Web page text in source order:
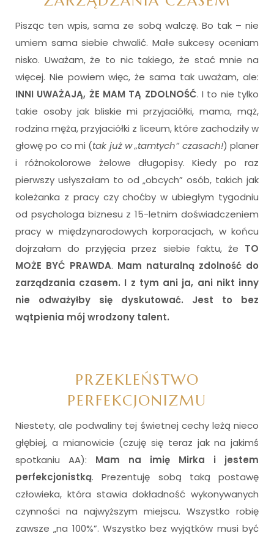
Pisząc ten wpis, sama ze sobą walczę. Bo tak – nie
umiem sama siebie chwalić. Małe sukcesy oceniam
nisko. Uważam, że to nic takiego, że stać mnie na
więcej. Nie powiem więc, że sama tak uważam, ale:
INNI UWAŻAJĄ, ŻE MAM TĄ ZDOLNOŚĆ. I to nie tylko
takie osoby jak bliskie mi przyjaciółki, mama, mąż,
rodzina męża, przyjaciółki z liceum, które zachodziły w
głowę po co mi (tak już w „tamtych” czasach!) planer
i różnokolorowe żelowe długopisy. Kiedy po raz
pierwszy usłyszałam to od „obcych” osób, takich jak
koleżanka z pracy czy choćby w ubiegłym tygodniu
od psychologa biznesu z 15-letnim doświadczeniem
pracy w międzynarodowych korporacjach, w końcu
dojrzałam do przyjęcia przez siebie faktu, że TO
MOŻE BYĆ PRAWDA. Mam naturalną zdolność do
zarządzania czasem. I z tym ani ja, ani nikt inny
nie odważyłby się dyskutować. Jest to bez
wątpienia mój wrodzony talent.
PRZEKLEŃSTWO
PERFEKCJONIZMU
Niestety, ale podwaliny tej świetnej cechy leżą nieco
głębiej, a mianowicie (czuję się teraz jak na jakimś
spotkaniu AA): Mam na imię Mirka i jestem
perfekcjonistką. Prezentuję sobą taką postawę
człowieka, która stawia dokładność wykonywanych
czynności na najwyższym miejscu. Wszystko robię
zawsze „na 100%”. Wszystko bez wyjątków musi być